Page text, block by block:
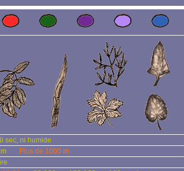
sec, ni humide
Plus de 1000 m